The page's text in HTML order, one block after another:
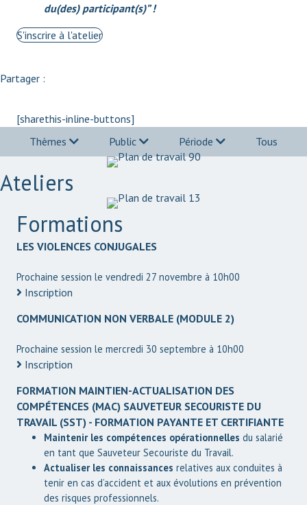
du(des) participant(s)” !
S'inscrire à l'atelier
Partager :
[sharethis-inline-buttons]
Thèmes
Public Période Tous
Ateliers
Formations
LES VIOLENCES CONJUGALES
Prochaine session le vendredi 27 novembre à 10h00
Inscription
COMMUNICATION NON VERBALE (MODULE 2)
Prochaine session le mercredi 30 septembre à 10h00
Inscription
FORMATION MAINTIEN-ACTUALISATION DES
COMPÉTENCES (MAC) SAUVETEUR SECOURISTE DU
TRAVAIL (SST) - FORMATION PAYANTE ET CERTIFIANTE
Maintenir les compétences opérationnelles du salarié
en tant que Sauveteur Secouriste du Travail.
Actualiser les connaissances relatives aux conduites à
tenir en cas d’accident et aux évolutions en prévention
des risques professionnels.